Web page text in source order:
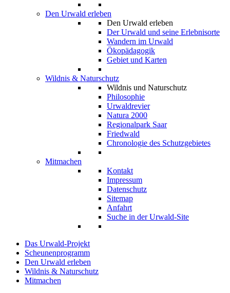
Den Urwald erleben
Den Urwald erleben
Der Urwald und seine Erlebnisorte
Wandern im Urwald
Ökopädagogik
Gebiet und Karten
Wildnis & Naturschutz
Wildnis und Naturschutz
Philosophie
Urwaldrevier
Natura 2000
Regionalpark Saar
Friedwald
Chronologie des Schutzgebietes
Mitmachen
Kontakt
Impressum
Datenschutz
Sitemap
Anfahrt
Suche in der Urwald-Site
Das Urwald-Projekt
Scheunenprogramm
Den Urwald erleben
Wildnis & Naturschutz
Mitmachen